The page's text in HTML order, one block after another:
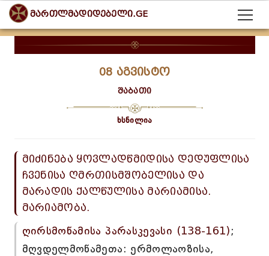
მართლმადიდებელი.GE
08 აგვისტო
შაბათი
ხსნილია
მიძინება ყოვლადწმიდისა დედუფლისა
ჩვენისა ღმრთისმშობელისა და
მარადის ქალწულისა მარიამისა.
მარიამობა.
ღირსმოწამისა პარასკევასი (138-161);
მღვდელმოწამეთა: ერმოლაოზისა,